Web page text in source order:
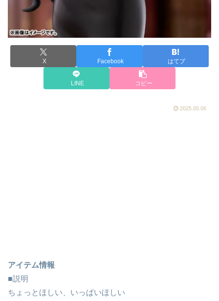
X Facebook はてブ
LINE コピー
2025.05.06
アイテム情報
■説明
ちょっとほしい、いっぱいほしい